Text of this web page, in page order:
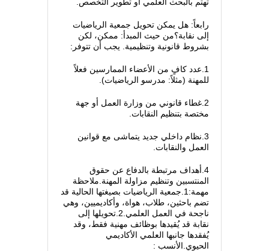
رابعاً: هل يمكن تحويل جمعية الرياضيات
إلى نقابة؟من حيث المبدأ: ممكن، لكن
بشروط قانونية وتنظيمية. يجب أن تتوفر:
1.عدد كافٍ من الأعضاء الممارسين فعلاً
للمهنة (مثلاً: مدرسو الرياضيات).
2.غطاء قانوني من وزارة العمل أو جهة
مختصة بتنظيم النقابات.
3.نظام داخلي جديد يتماشى مع قوانين
العمل والنقابات.
4.أهداف مرتبطة بالدفاع عن حقوق
المنتسبين وتنظيم مزاولة المهنة.ملاحظة
مهمة:1.جمعية الرياضيات بصيغتها الحالية قد
تضم باحثين، طلاب، هواة، وأكاديميين، وهي
ناجحة في العمل العلمي.2.تحويلها إلى
نقابة قد يُقيدها بوظائف مهنية فقط، وقد
يُفقدها جانبها العلمي الأكاديمي
الحيوي.الأنسب :